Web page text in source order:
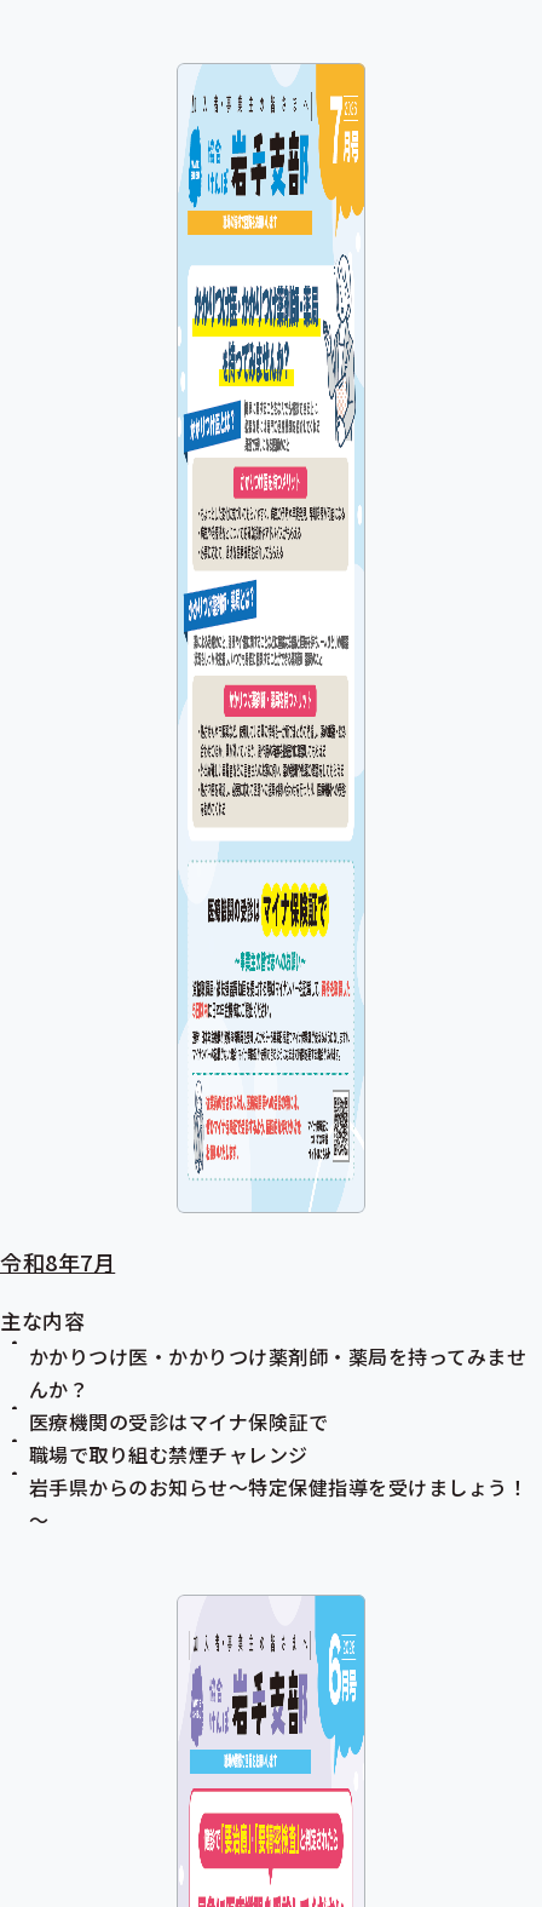
令和8年7月
主な内容
かかりつけ医・かかりつけ薬剤師・薬局を持ってみませ
んか？
医療機関の受診はマイナ保険証で
職場で取り組む禁煙チャレンジ
岩手県からのお知らせ～特定保健指導を受けましょう！
～